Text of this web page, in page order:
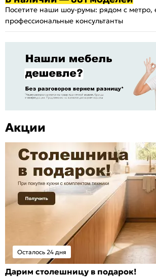
Посетите наши шоу-румы: рядом с метро,
профессиональные консультанты
Акции
Осталось 24 дня
Дарим столешницу в подарок!